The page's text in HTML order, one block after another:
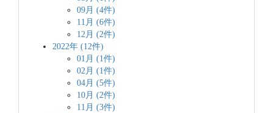
09月 (4件)
11月 (6件)
12月 (2件)
2022年 (12件)
01月 (1件)
02月 (1件)
04月 (5件)
10月 (2件)
11月 (3件)